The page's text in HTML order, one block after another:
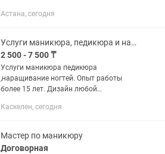
(однотон) — 7000 тг • Наращивание с
Астана, сегодня
Услуги маникюра, педикюра и наращивание!
2 500 - 7 500 ₸
Услуги маникюра педикюра
,наращивание ногтей. Опыт работы
более 15 лет. Дизайн любой
вечера. Город Каскелен. Салон
даже ниже чем...
Каскелен, сегодня
Мастер по маникюру
Договорная